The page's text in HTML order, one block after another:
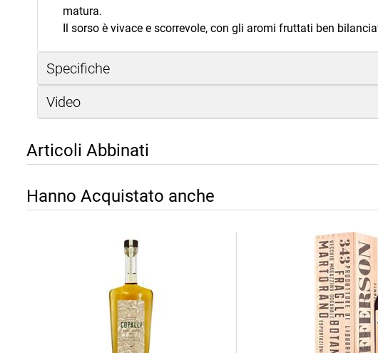
matura.
Il sorso è vivace e scorrevole, con gli aromi fruttati ben
Specifiche
Video
Articoli Abbinati
Hanno Acquistato anche